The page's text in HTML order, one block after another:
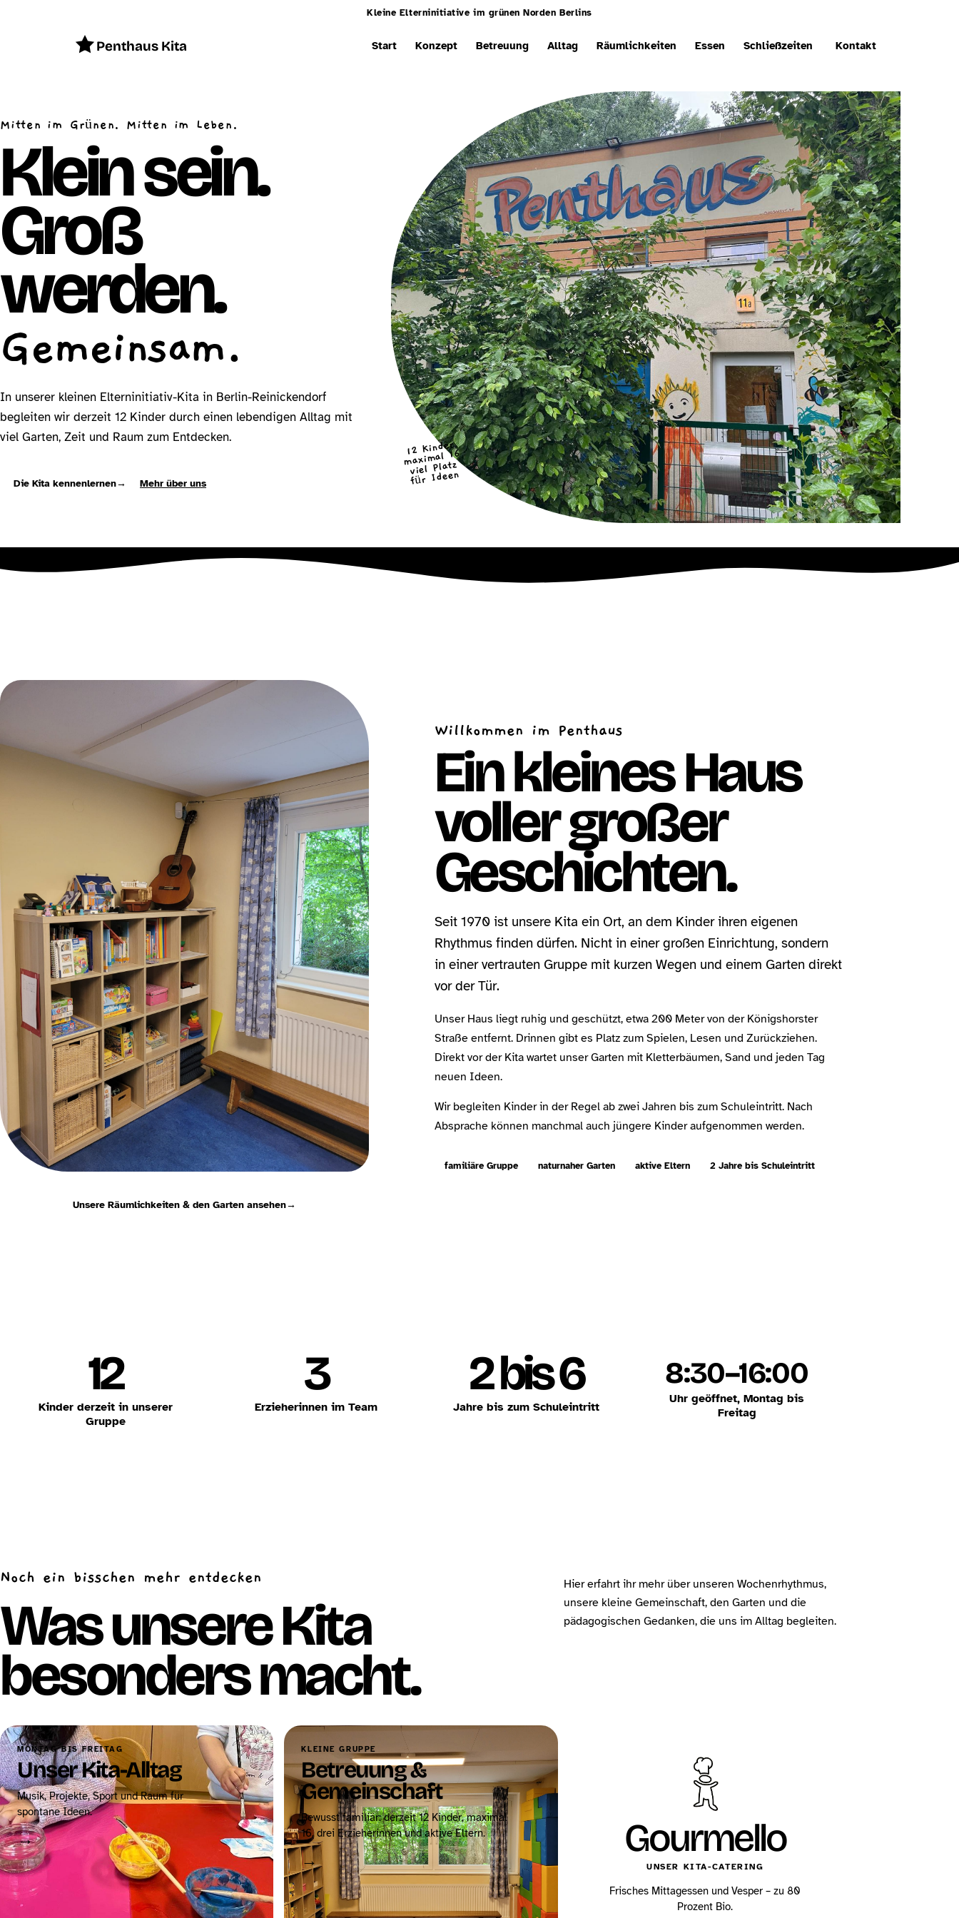
Kleine Elterninitiative im grünen Norden Berlins
Penthaus Kita Start Konzept Betreuung Alltag Räumlichkeiten Essen Schließzeiten Kontakt
Mitten im Grünen. Mitten im Leben.
Klein sein.
Groß
werden.
Gemeinsam.
In unserer kleinen Elterninitiativ-Kita in Berlin-Reinickendorf
begleiten wir derzeit 12 Kinder durch einen lebendigen Alltag mit
viel Garten, Zeit und Raum zum Entdecken.
Die Kita kennenlernen→ Mehr über uns
12 Kinder
maximal 16
viel Platz
für Ideen
Unsere Räumlichkeiten & den Garten ansehen→
Willkommen im Penthaus
Ein kleines Haus
voller großer
Geschichten.
Seit 1970 ist unsere Kita ein Ort, an dem Kinder ihren eigenen
Rhythmus finden dürfen. Nicht in einer großen Einrichtung, sondern
in einer vertrauten Gruppe mit kurzen Wegen und einem Garten direkt
vor der Tür.
Unser Haus liegt ruhig und geschützt, etwa 200 Meter von der Königshorster
Straße entfernt. Drinnen gibt es Platz zum Spielen, Lesen und Zurückziehen.
Direkt vor der Kita wartet unser Garten mit Kletterbäumen, Sand und jeden Tag
neuen Ideen.
Wir begleiten Kinder in der Regel ab zwei Jahren bis zum Schuleintritt. Nach
Absprache können manchmal auch jüngere Kinder aufgenommen werden.
familiäre Gruppe naturnaher Garten aktive Eltern 2 Jahre bis Schuleintritt
12
Kinder derzeit in unserer
Gruppe
3
Erzieherinnen im Team
2 bis 6
Jahre bis zum Schuleintritt
8:30–16:00
Uhr geöffnet, Montag bis
Freitag
Noch ein bisschen mehr entdecken
Was unsere Kita
besonders macht.
Hier erfahrt ihr mehr über unseren Wochenrhythmus,
unsere kleine Gemeinschaft, den Garten und die
pädagogischen Gedanken, die uns im Alltag begleiten.
MONTAG BIS FREITAG
Unser Kita-Alltag
Musik, Projekte, Sport und Raum für
spontane Ideen.
→
KLEINE GRUPPE
Betreuung &
Gemeinschaft
Bewusst familiär: derzeit 12 Kinder, maximal
16, drei Erzieherinnen und aktive Eltern.
→ Gourmello
UNSER KITA-CATERING
Frisches Mittagessen und Vesper – zu 80
Prozent Bio.